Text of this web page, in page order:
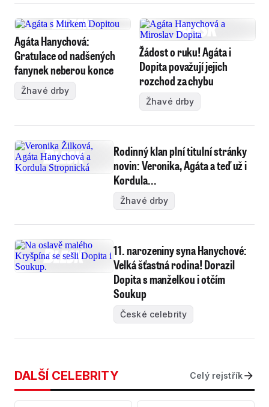
Agáta Hanychová:
Gratulace od nadšených
fanynek neberou konce
Žhavé drby
Žádost o ruku! Agáta i
Dopita považují jejich
rozchod za chybu
Žhavé drby
Rodinný klan plní titulní stránky
novin: Veronika, Agáta a teď už i
Kordula...
Žhavé drby
11. narozeniny syna Hanychové:
Velká šťastná rodina! Dorazil
Dopita s manželkou i otčím
Soukup
České celebrity
DALŠÍ CELEBRITY Celý rejstřík